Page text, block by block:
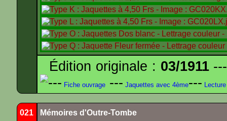
Édition originale : 03/1911
--- Fiche ouvrage --- Jaquettes avec 4ème--- Lecture
021 Mémoires d'Outre-Tombe